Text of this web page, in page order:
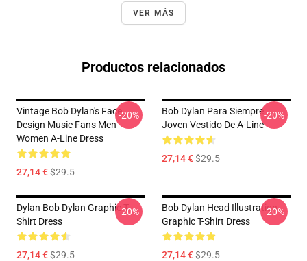
VER MÁS
Productos relacionados
Vintage Bob Dylan's Face
Design Music Fans Men
Women A-Line Dress
27,14 €$29.5
-20%
Bob Dylan Para Siempre
Joven Vestido De A-Line
27,14 €$29.5
-20%
Dylan Bob Dylan Graphic T-
Shirt Dress
27,14 €$29.5
-20%
Bob Dylan Head Illustration
Graphic T-Shirt Dress
27,14 €$29.5
-20%